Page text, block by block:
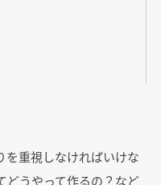
を重視しなければいけな
どうやって作るの？など